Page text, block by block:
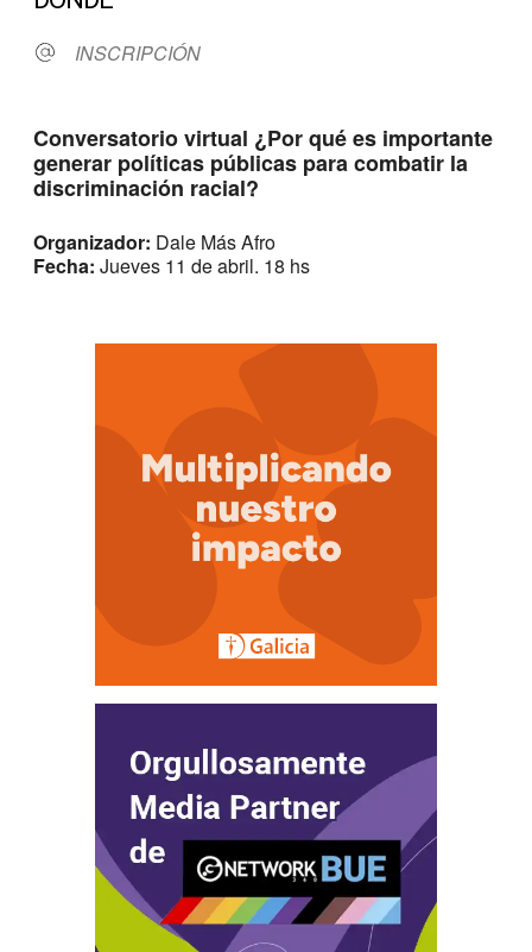
INSCRIPCIÓN
Conversatorio virtual ¿Por qué es importante
generar políticas públicas para combatir la
discriminación racial?
Organizador: Dale Más Afro
Fecha: Jueves 11 de abril. 18 hs